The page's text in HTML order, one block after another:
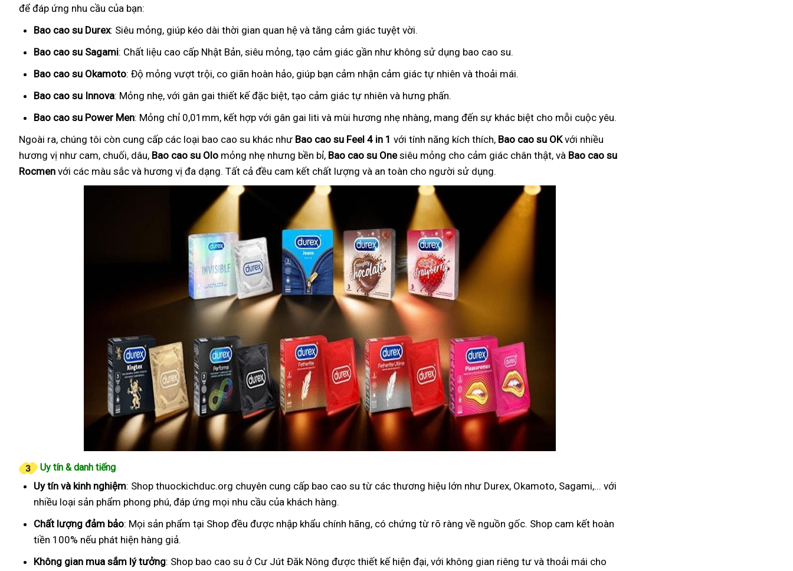
để đáp ứng nhu cầu của bạn:
Bao cao su Durex: Siêu mỏng, giúp kéo dài thời gian quan hệ và tăng cảm giác tuyệt vời.
Bao cao su Sagami: Chất liệu cao cấp Nhật Bản, siêu mỏng, tạo cảm giác gần như không sử dụng bao cao su.
Bao cao su Okamoto: Độ mỏng vượt trội, co giãn hoàn hảo, giúp bạn cảm nhận cảm giác tự nhiên và thoải mái.
Bao cao su Innova: Mỏng nhẹ, với gân gai thiết kế đặc biệt, tạo cảm giác tự nhiên và hưng phấn.
Bao cao su Power Men: Mỏng chỉ 0,01mm, kết hợp với gân gai liti và mùi hương nhẹ nhàng, mang đến sự khác biệt cho mỗi cuộc yêu.
Ngoài ra, chúng tôi còn cung cấp các loại bao cao su khác như Bao cao su Feel 4 in 1 với tính năng kích thích, Bao cao su OKvới nhiều
hương vị như cam, chuối, dâu, Bao cao su Olo mỏng nhẹ nhưng bền bỉ, Bao cao su Onesiêu mỏng cho cảm giác chân thật, và Bao cao su
Rocmen với các màu sắc và hương vị đa dạng. Tất cả đều cam kết chất lượng và an toàn cho người sử dụng.
Uy tín & danh tiếng
Uy tín và kinh nghiệm: Shop thuockichduc.org chuyên cung cấp bao cao su từ các thương hiệu lớn như Durex, Okamoto, Sagami,... với
nhiều loại sản phẩm phong phú, đáp ứng mọi nhu cầu của khách hàng.
Chất lượng đảm bảo: Mọi sản phẩm tại Shop đều được nhập khẩu chính hãng, có chứng từ rõ ràng về nguồn gốc. Shop cam kết hoàn
tiền 100% nếu phát hiện hàng giả.
Không gian mua sắm lý tưởng: Shop bao cao su ở Cư Jút Đăk Nông được thiết kế hiện đại, với không gian riêng tư và thoải mái cho